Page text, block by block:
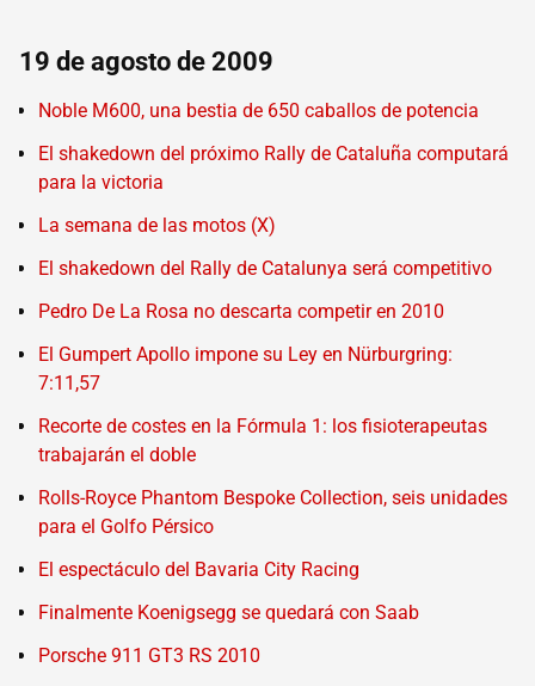
19 de agosto de 2009
Noble M600, una bestia de 650 caballos de potencia
El shakedown del próximo Rally de Cataluña computará
para la victoria
La semana de las motos (X)
El shakedown del Rally de Catalunya será competitivo
Pedro De La Rosa no descarta competir en 2010
El Gumpert Apollo impone su Ley en Nürburgring:
7:11,57
Recorte de costes en la Fórmula 1: los fisioterapeutas
trabajarán el doble
Rolls-Royce Phantom Bespoke Collection, seis unidades
para el Golfo Pérsico
El espectáculo del Bavaria City Racing
Finalmente Koenigsegg se quedará con Saab
Porsche 911 GT3 RS 2010